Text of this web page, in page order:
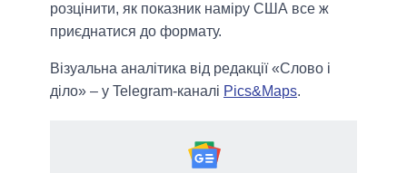
розцінити, як показник наміру США все ж
приєднатися до формату.
Візуальна аналітика від редакції «Слово і
діло» – у Telegram-каналі Pics&Maps.